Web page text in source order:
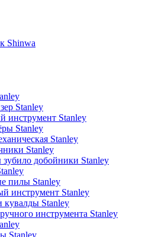
Shinwa
Stanley
инструмент Stanley
Stanley
Stanley
Stanley
добойники Stanley
пилы Stanley
инструмент Stanley
кувалды Stanley
инструмента Stanley
Stanley